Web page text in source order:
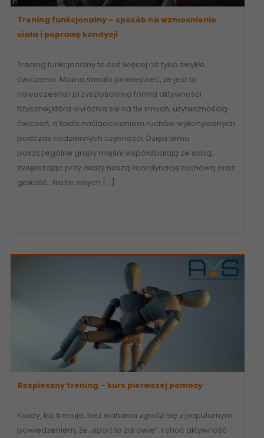
Trening funkcjonalny – sposób na wzmocnienie
ciała i poprawę kondycji
Trening funkcjonalny to coś więcej niż tylko zwykłe
ćwiczenia. Można śmiało powiedzieć, że jest to
nowoczesna i przyszłościowa forma aktywności
fizycznej,która wyróżnia się na tle innych, użytecznością
ćwiczeń, a także naśladowaniem ruchów wykonywanych
podczas codziennych czynności. Dzięki temu
poszczególne grupy mięśni współdziałają ze sobą,
zwiększając przy okazji naszą koordynację ruchową oraz
gibkość.. Na tle innych […]
Bezpieczny trening – kurs pierwszej pomocy
Każdy, kto trenuje, bez wahania zgodzi się z popularnym
powiedzeniem, że „sport to zdrowie”. I choć aktywność